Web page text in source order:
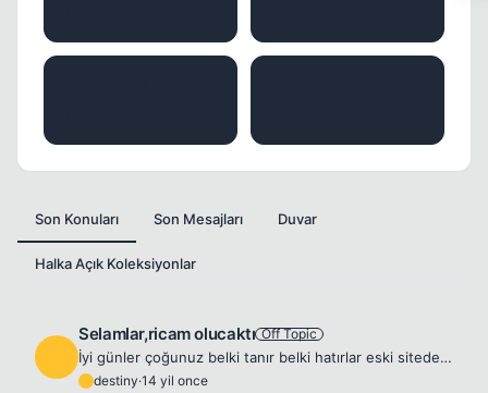
Son Konuları Son Mesajları Duvar
Halka Açık Koleksiyonlar
Selamlar,ricam olucaktı Off Topic
İyi günler çoğunuz belki tanır belki hatırlar eski siteden destiny(Maserati) Ben yaklaşık 1 aydır mükemmel bir private serverda Silkroad oynuyorum bu oyunun alt bölümün açılmasını rica ediyor,moderato...
destiny·14 yil once